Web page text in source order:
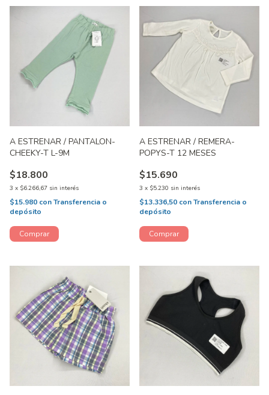
A ESTRENAR / PANTALON-
CHEEKY-T L-9M
$18.800
3 x $6.266,67 sin interés
$15.980 conTransferencia o
depósito
A ESTRENAR / REMERA-
POPYS-T 12 MESES
$15.690
3 x $5.230 sin interés
$13.336,50 conTransferencia o
depósito